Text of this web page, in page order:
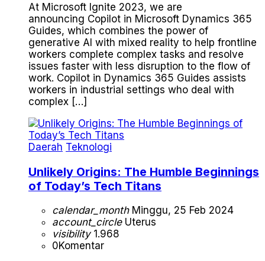
At Microsoft Ignite 2023, we are
announcing Copilot in Microsoft Dynamics 365
Guides, which combines the power of
generative AI with mixed reality to help frontline
workers complete complex tasks and resolve
issues faster with less disruption to the flow of
work. Copilot in Dynamics 365 Guides assists
workers in industrial settings who deal with
complex […]
Daerah Teknologi
Unlikely Origins: The Humble Beginnings
of Today’s Tech Titans
calendar_monthMinggu, 25 Feb 2024
account_circleUterus
visibility1.968
0Komentar